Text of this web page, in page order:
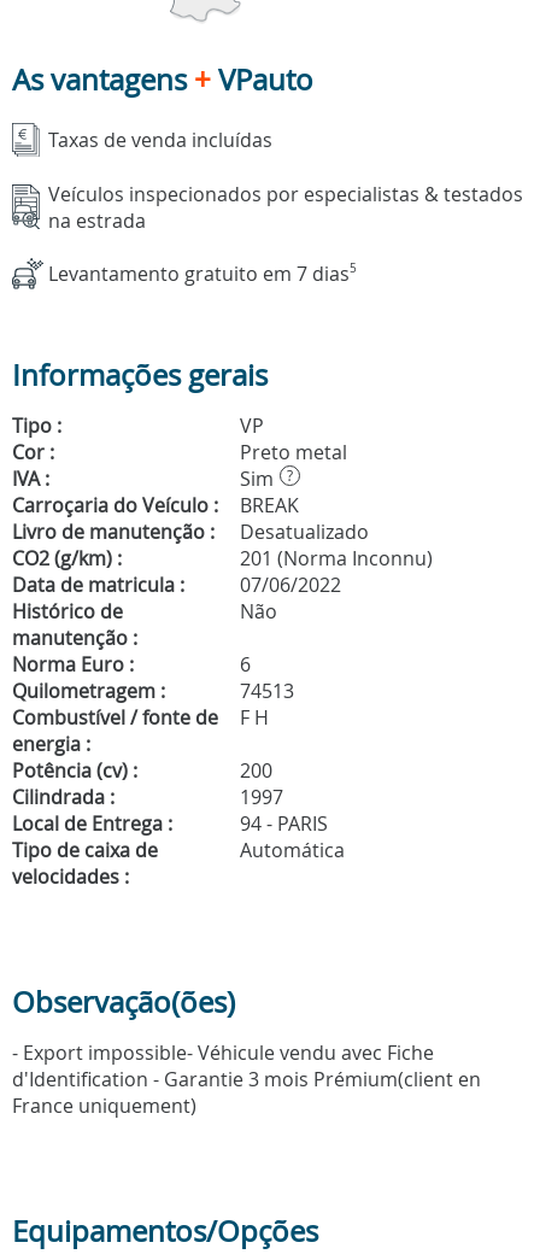
As vantagens+VPauto
Taxas de venda incluídas
Veículos inspecionados por especialistas & testados
na estrada
Levantamento gratuito em 7 dias5
Informações gerais
Tipo :
VP
Cor :
Preto metal
IVA :
Sim ?
Carroçaria do Veículo :
BREAK
Livro de manutenção :
Desatualizado
CO2 (g/km) :
201 (Norma Inconnu)
Data de matricula :
07/06/2022
Histórico de
manutenção :
Não
Norma Euro :
6
Quilometragem :
74513
Combustível / fonte de
energia :
F H
Potência (cv) :
200
Cilindrada :
1997
Local de Entrega :
94 - PARIS
Tipo de caixa de
velocidades :
Automática
Observação(ões)
- Export impossible- Véhicule vendu avec Fiche
d'Identification - Garantie 3 mois Prémium(client en
France uniquement)
Equipamentos/Opções